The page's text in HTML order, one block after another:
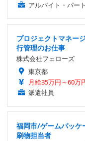
アルバイト・パート
プロジェクトマネー
行管理のお仕事
株式会社フェローズ
東京都
月給35万円～60万
派遣社員
福岡市/ゲームパッケ
刷物担当者